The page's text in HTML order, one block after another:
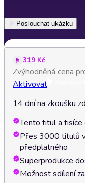
Poslouchat ukázku
319 Kč
Zvýhodněná cena
Aktivovat
14 dní na zkoušku
Tento titul a
Přes 3000 titulů
předplatného
Superprodukce
Možnost sdílení